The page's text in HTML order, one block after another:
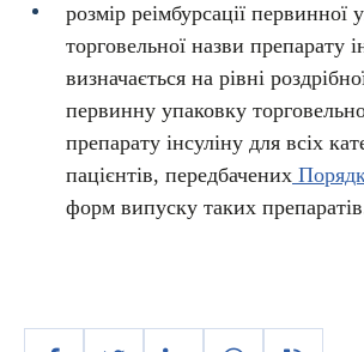
розмір реімбурсації первинної
торговельної назви препарату
визначається на рівні
первинну упаковку
препарату інсуліну для всіх
пацієнтів, передбачених
форм випуску таких